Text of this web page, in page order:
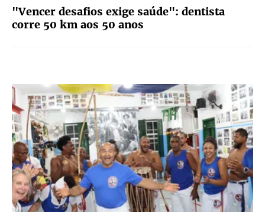
"Vencer desafios exige saúde": dentista
corre 50 km aos 50 anos